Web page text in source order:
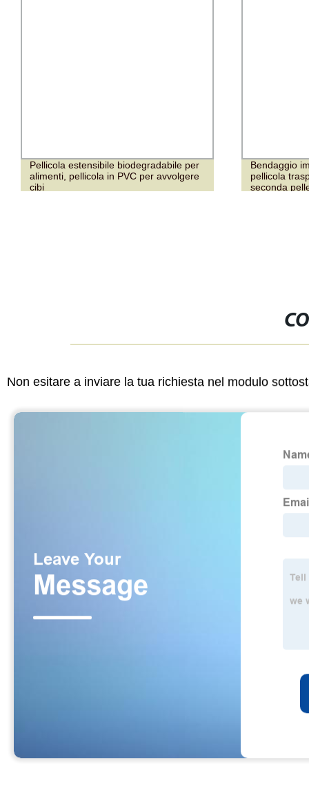
Pellicola estensibile biodegradabile per
alimenti, pellicola in PVC per avvolgere
cibi
Bendaggio
pellicola
seconda
Non esitare a inviare la tua richiesta nel modulo